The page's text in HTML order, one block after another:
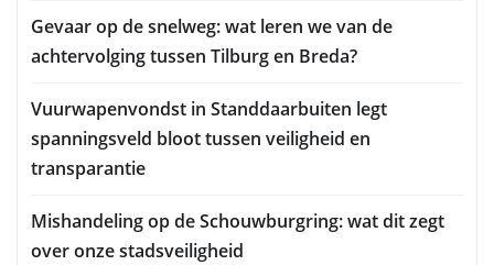
Gevaar op de snelweg: wat leren we van de
achtervolging tussen Tilburg en Breda?
Vuurwapenvondst in Standdaarbuiten legt
spanningsveld bloot tussen veiligheid en
transparantie
Mishandeling op de Schouwburgring: wat dit zegt
over onze stadsveiligheid